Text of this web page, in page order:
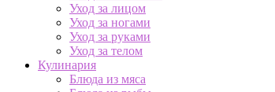
Уход за лицом
Уход за ногами
Уход за руками
Уход за телом
Кулинария
Блюда из мяса